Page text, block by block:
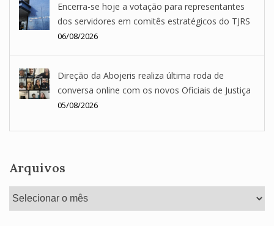
Encerra-se hoje a votação para representantes
dos servidores em comitês estratégicos do TJRS
06/08/2026
Direção da Abojeris realiza última roda de
conversa online com os novos Oficiais de Justiça
05/08/2026
Arquivos
Arquivos